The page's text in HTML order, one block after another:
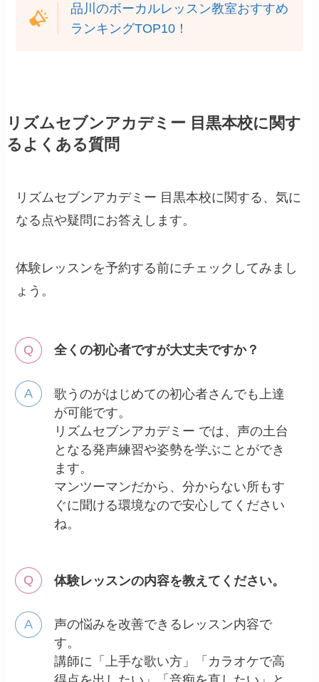
品川のボーカルレッスン教室おすすめ
ランキングTOP10！
リズムセブンアカデミー 目黒本校に関す
るよくある質問
リズムセブンアカデミー 目黒本校に関する、気に
なる点や疑問にお答えします。
体験レッスンを予約する前にチェックしてみまし
ょう。
全くの初心者ですが大丈夫ですか？
歌うのがはじめての初心者さんでも上達
が可能です。
リズムセブンアカデミー では、声の土台
となる発声練習や姿勢を学ぶことができ
ます。
マンツーマンだから、分からない所もす
ぐに聞ける環境なので安心してください
ね。
体験レッスンの内容を教えてください。
声の悩みを改善できるレッスン内容で
す。
講師に「上手な歌い方」「カラオケで高